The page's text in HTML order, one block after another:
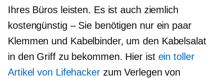
Ihres Büros leisten. Es ist auch ziemlich
kostengünstig – Sie benötigen nur ein paar
Klemmen und Kabelbinder, um den Kabelsalat
in den Griff zu bekommen. Hier ist ein toller
Artikel von Lifehackerzum Verlegen von